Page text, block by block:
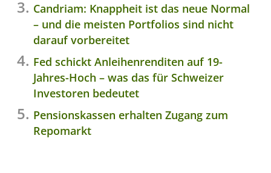
Candriam: Knappheit ist das neue Normal
– und die meisten Portfolios sind nicht
darauf vorbereitet
Fed schickt Anleihenrenditen auf 19-
Jahres-Hoch – was das für Schweizer
Investoren bedeutet
Pensionskassen erhalten Zugang zum
Repomarkt